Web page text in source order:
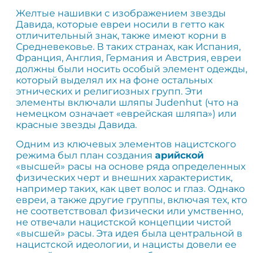
Желтые нашивки с изображением звезды
Давида, которые евреи носили в гетто как
отличительный знак, также имеют корни в
Средневековье. В таких странах, как Испания,
Франция, Англия, Германия и Австрия, евреи
должны были носить особый элемент одежды,
который выделял их на фоне остальных
этнических и религиозных групп. Эти
элементы включали шляпы Judenhut (что на
немецком означает «еврейская шляпа») или
красные звезды Давида.
Одним из ключевых элементов нацистского
режима был план создания арийской
«высшей» расы на основе ряда определенных
физических черт и внешних характеристик,
например таких, как цвет волос и глаз. Однако
евреи, а также другие группы, включая тех, кто
не соответствовал физически или умственно,
не отвечали нацистской концепции чистой
«высшей» расы. Эта идея была центральной в
нацистской идеологии, и нацисты довели ее